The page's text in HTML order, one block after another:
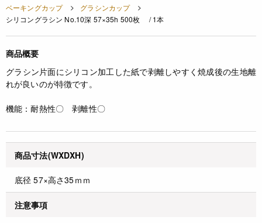
ベーキングカップ
グラシンカップ
シリコングラシン No.10深 57×35h 500枚 / 1本
商品概要
グラシン片面にシリコン加工した紙で剥離しやすく焼成後の生地離
れが良いのが特徴です。
機能：耐熱性〇 剥離性〇
商品寸法(WXDXH)
底径 57×高さ35ｍｍ
注意事項